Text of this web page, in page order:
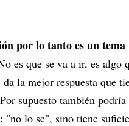
por lo tanto es un
es que se va a ir, es algo
la mejor respuesta que
supuesto también
"no lo se", sino tiene